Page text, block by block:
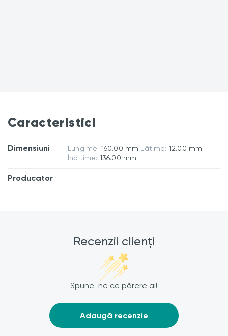
Caracteristici
Dimensiuni Lungime: 160.00 mm Lățime: 12.00 mm
Înăltime: 136.00 mm
Producator
Recenzii clienți
Spune-ne ce părere ai!
Adaugă recenzie